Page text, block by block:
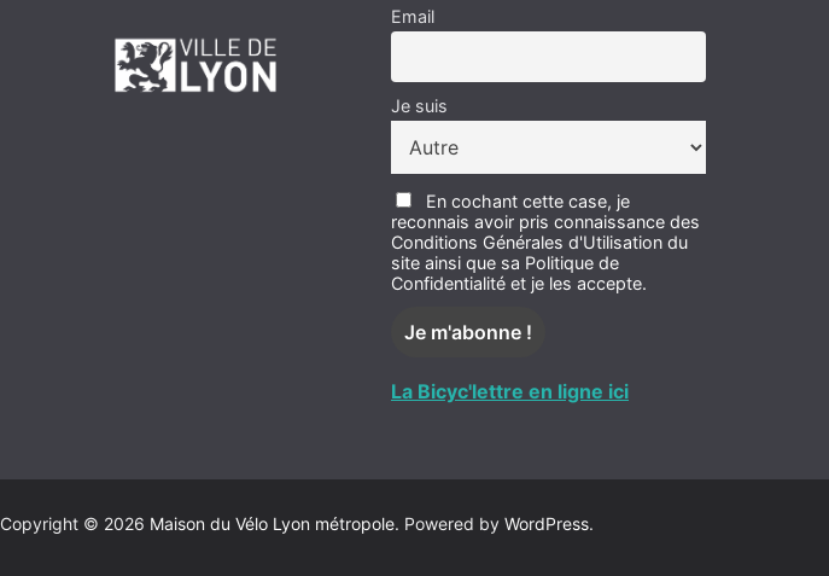
Email
Je suis
En cochant cette case, je
reconnais avoir pris connaissance des
Conditions Générales d'Utilisation du
site ainsi que sa Politique de
Confidentialité et je les accepte.
La Bicyc'lettre en ligne ici
Copyright © 2026 Maison du Vélo Lyon métropole. Powered by WordPress.